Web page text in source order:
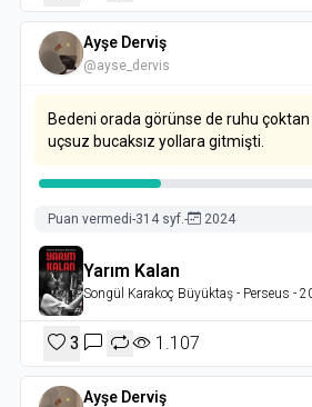
Ayşe Derviş
@ayse_dervis
Bedeni orada görünse de ruhu çoktan
uçsuz bucaksız yollara gitmişti.
Puan vermedi-314 syf.- 2024
Yarım Kalan
Songül Karakoç Büyüktaş - Perseus -
3 1.107
Ayşe Derviş